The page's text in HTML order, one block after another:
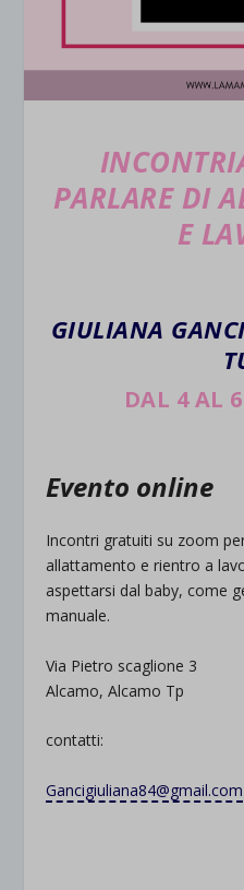
PARLARE DI
E
GIULIANA
DAL 4 AL
Evento online
Incontri gratuiti su zoom
allattamento e rientro a
aspettarsi dal baby, come
manuale.
Via Pietro scaglione 3
Alcamo, Alcamo Tp
contatti:
Gancigiuliana84@gmail.com